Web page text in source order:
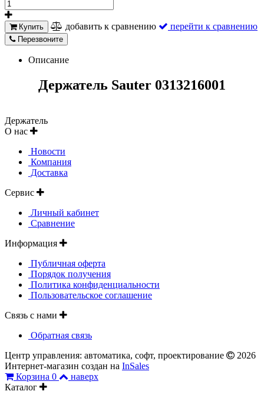
Купить добавить к сравнению перейти к сравнению
Перезвоните
Описание
Держатель Sauter 0313216001
Держатель
О нас
Новости
Компания
Доставка
Сервис
Личный кабинет
Сравнение
Информация
Публичная оферта
Порядок получения
Политика конфиденциальности
Пользовательское соглашение
Связь с нами
Обратная связь
Центр управления: автоматика, софт, проектирование
2026
Интернет-магазин создан на InSales
Корзина 0
наверх
Каталог